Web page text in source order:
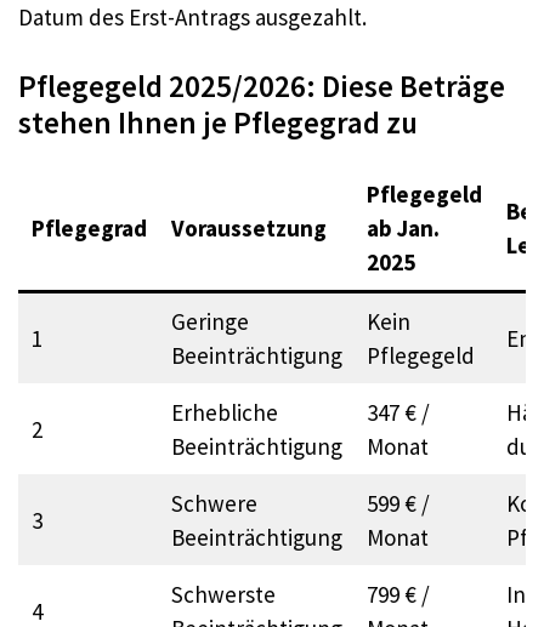
Datum des Erst-Antrags ausgezahlt.
Pflegegeld 2025/2026: Diese Beträge
stehen Ihnen je Pflegegrad zu
Pflegegrad Voraussetzung
Pflegegeld
ab Jan.
2025
1
Geringe
Beeinträchtigung
Kein
Pflegegeld
2
Erhebliche
Beeinträchtigung
347 € /
Monat
3
Schwere
Beeinträchtigung
599 € /
Monat
4
Schwerste
799 € /